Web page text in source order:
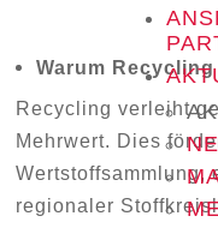
Warum
Recycling verleiht
Mehrwert. Dies
Wertstoffsammlung,
regionaler